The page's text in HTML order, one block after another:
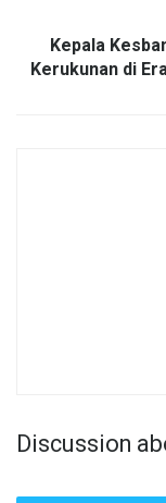
Kepala
Kerukunan di
Discussion